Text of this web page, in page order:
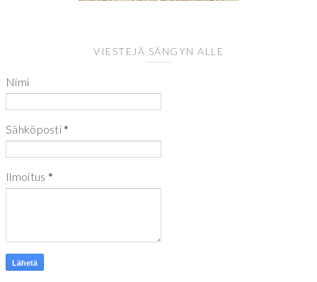
VIESTEJÄ SÄNGYN ALLE
Nimi
Sähköposti*
Ilmoitus *